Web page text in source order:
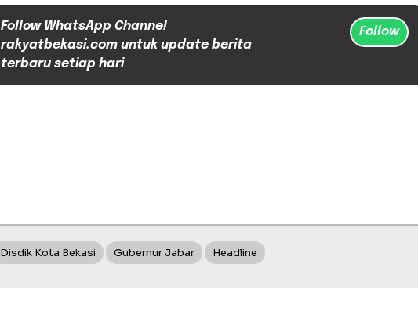
Follow WhatsApp Channel
rakyatbekasi.com untuk update berita
terbaru setiap hari
Follow
Disdik Kota Bekasi Gubernur Jabar Headline